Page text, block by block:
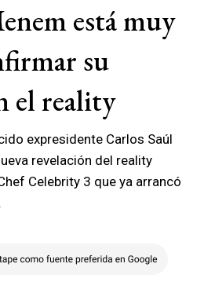
está muy
su
el reality
expresidente Carlos Saúl
revelación del reality
Celebrity 3 que ya arrancó